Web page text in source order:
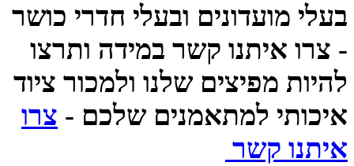
בעלי מועדונים ובעלי חדרי כושר
- צרו איתנו קשר במידה ותרצו
להיות מפיצים שלנו ולמכור ציוד
איכותי למתאמנים שלכם - צרו
איתנו קשר